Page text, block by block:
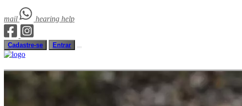
mail hearing help
Cadastre-se Entrar